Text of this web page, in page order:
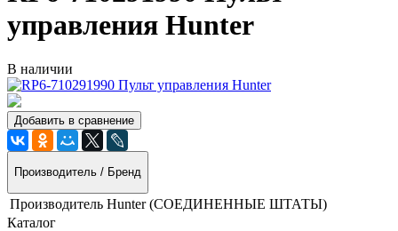
управления Hunter
В наличии
Добавить в сравнение
Производитель / Бренд
Производитель Hunter (СОЕДИНЕННЫЕ ШТАТЫ)
Каталог